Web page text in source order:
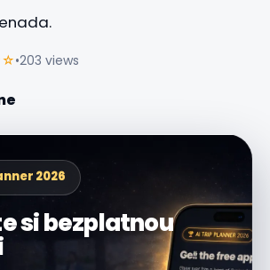
•203 views
2026
si bezplatnou